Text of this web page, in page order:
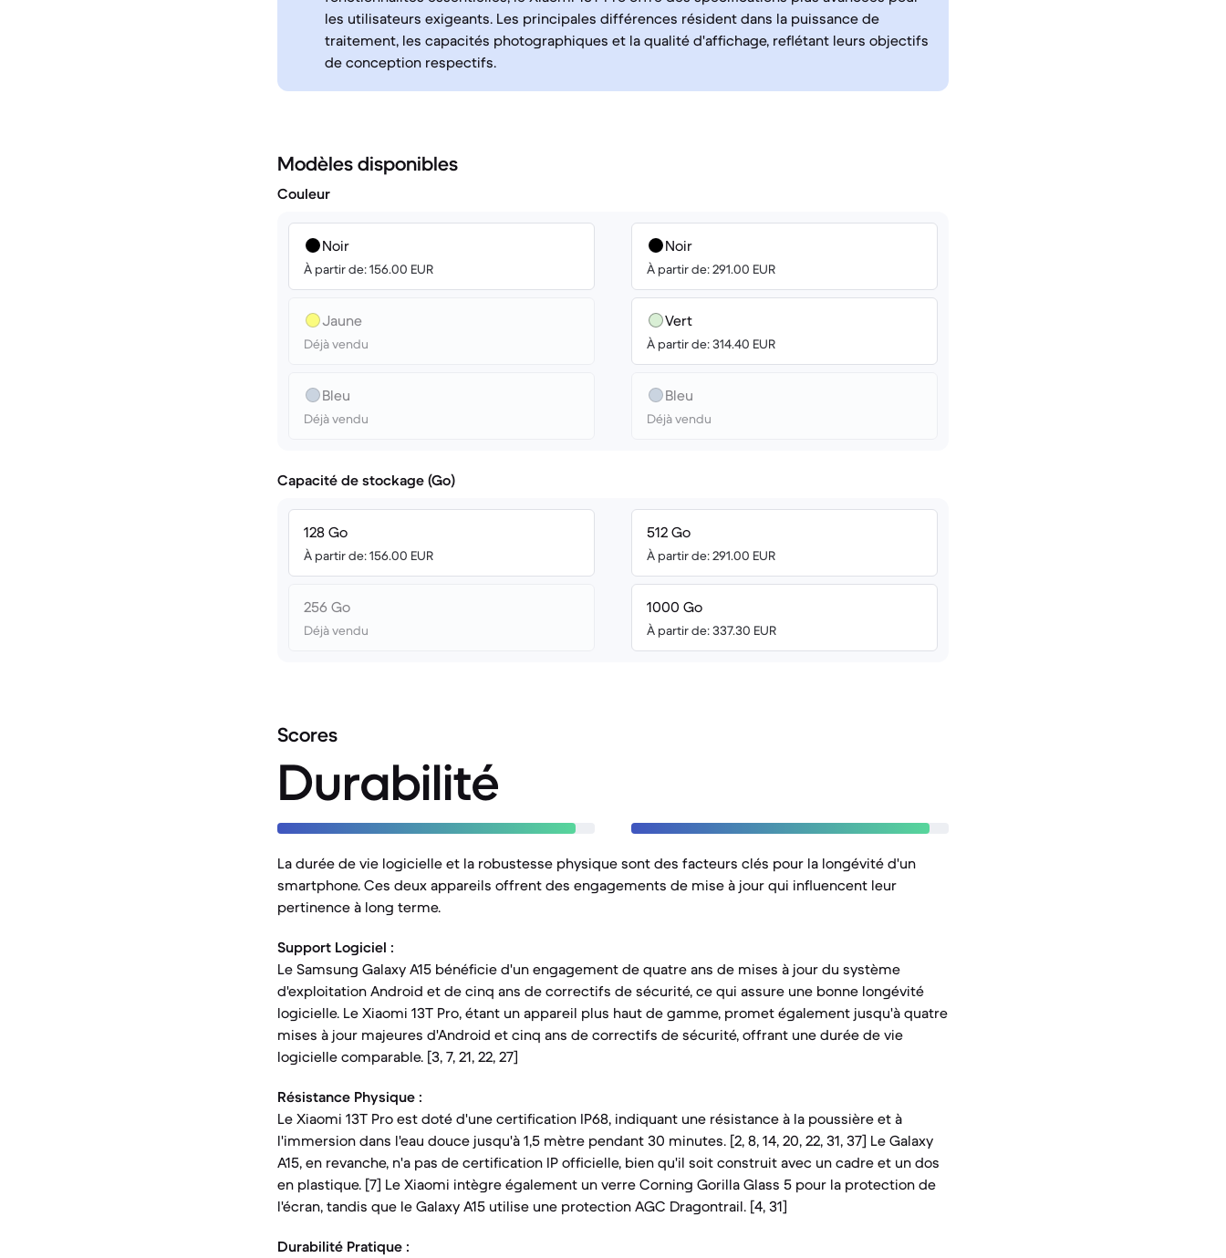
les utilisateurs exigeants. Les principales différences résident dans la puissance de
traitement, les capacités photographiques et la qualité d'affichage, reflétant leurs objectifs
de conception respectifs.
Modèles disponibles
Couleur
Noir
À partir de: 156.00 EUR
Jaune
Déjà vendu
Bleu
Déjà vendu
Noir
À partir de: 291.00 EUR
Vert
À partir de: 314.40 EUR
Bleu
Déjà vendu
Capacité de stockage (Go)
128 Go
À partir de: 156.00 EUR
256 Go
Déjà vendu
512 Go
À partir de: 291.00 EUR
1000 Go
À partir de: 337.30 EUR
Scores
Durabilité
La durée de vie logicielle et la robustesse physique sont des facteurs clés pour la longévité d'un
smartphone. Ces deux appareils offrent des engagements de mise à jour qui influencent leur
pertinence à long terme.
Support Logiciel :
Le Samsung Galaxy A15 bénéficie d'un engagement de quatre ans de mises à jour du système
d'exploitation Android et de cinq ans de correctifs de sécurité, ce qui assure une bonne longévité
logicielle. Le Xiaomi 13T Pro, étant un appareil plus haut de gamme, promet également jusqu'à quatre
mises à jour majeures d'Android et cinq ans de correctifs de sécurité, offrant une durée de vie
logicielle comparable. [3, 7, 21, 22, 27]
Résistance Physique :
Le Xiaomi 13T Pro est doté d'une certification IP68, indiquant une résistance à la poussière et à
l'immersion dans l'eau douce jusqu'à 1,5 mètre pendant 30 minutes. [2, 8, 14, 20, 22, 31, 37] Le Galaxy
A15, en revanche, n'a pas de certification IP officielle, bien qu'il soit construit avec un cadre et un dos
en plastique. [7] Le Xiaomi intègre également un verre Corning Gorilla Glass 5 pour la protection de
l'écran, tandis que le Galaxy A15 utilise une protection AGC Dragontrail. [4, 31]
Durabilité Pratique :